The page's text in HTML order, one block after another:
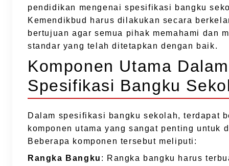
pendidikan mengenai spesifikasi bangku
Kemendikbud harus dilakukan secara
bertujuan agar semua pihak memahami dan
standar yang telah ditetapkan dengan baik.
Komponen Utama Dalam
Spesifikasi Bangku
Dalam spesifikasi bangku sekolah, terdapat
komponen utama yang sangat penting untuk
Beberapa komponen tersebut meliputi:
Rangka Bangku : Rangka bangku harus